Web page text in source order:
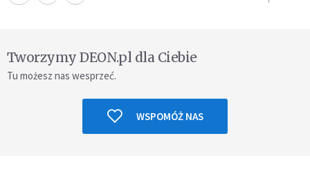
Tworzymy DEON.pl dla Ciebie
Tu możesz nas wesprzeć.
WSPOMÓŻ NAS